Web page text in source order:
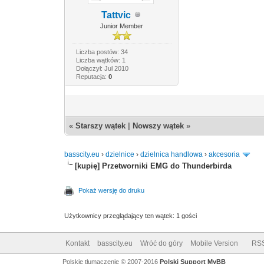
Tattvic
Junior Member
Liczba postów: 34
Liczba wątków: 1
Dołączył: Jul 2010
Reputacja: 0
«Starszy wątek Nowszy wątek »
basscity.eu ›dzielnice ›dzielnica handlowa ›akcesoria
[kupię] Przetworniki EMG do Thunderbirda
Pokaż wersję do druku
Użytkownicy przeglądający ten wątek: 1 gości
Kontakt basscity.eu Wróć do góry Mobile Version
Polskie tłumaczenie © 2007-2016 Polski Support MyBB